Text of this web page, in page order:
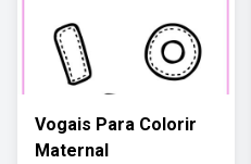
Vogais Para Colorir
Maternal